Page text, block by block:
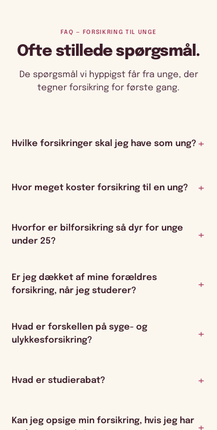
FAQ — FORSIKRING TIL UNGE
Ofte stillede spørgsmål.
De spørgsmål vi hyppigst får fra unge, der
tegner forsikring for første gang.
Hvilke forsikringer skal jeg have som ung?
Hvor meget koster forsikring til en ung?
Hvorfor er bilforsikring så dyr for unge
under 25?
Er jeg dækket af mine forældres
forsikring, når jeg studerer?
Hvad er forskellen på syge- og
ulykkesforsikring?
Hvad er studierabat?
Kan jeg opsige min forsikring, hvis jeg har